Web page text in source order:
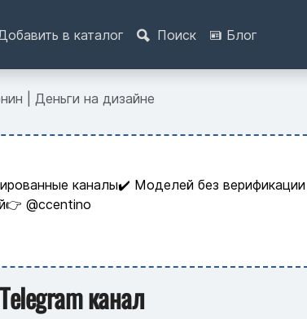
в каталог Поиск Блог
| Деньги на дизайне
каналы✔️ Моделей без
@ccentino
канал